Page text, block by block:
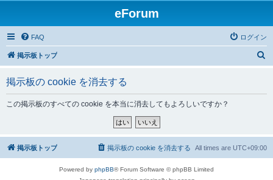
eForum
FAQ ログイン
掲示板トップ
掲示板の cookie を消去する
この掲示板のすべての cookie を本当に消去してもよろしいですか？
掲示板トップ All times are UTC+09:00
掲示板の cookie を消去する
Powered by phpBB® Forum Software © phpBB Limited